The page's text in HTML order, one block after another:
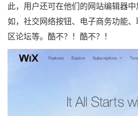
此，用户还可在他们的网站编辑器
如，社交网络按钮、电子商务功能
区论坛等。酷不？！酷不？！